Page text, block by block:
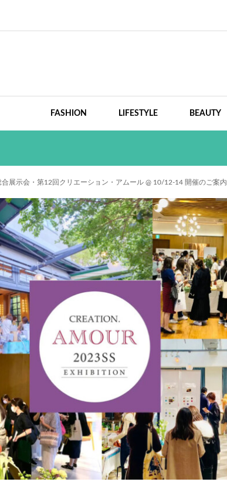
FASHION LIFESTYLE BEAUTY
合展示会・第12回クリエーション・アムール @ 10/12-14 開催のご案内